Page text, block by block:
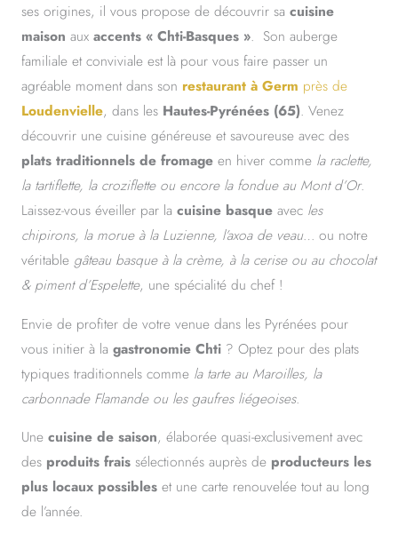
ses origines, il vous propose de découvrir sa cuisine
maison aux accents « Chti-Basques ». Son auberge
familiale et conviviale est là pour vous faire passer un
agréable moment dans son restaurant à Germ près de
Loudenvielle, dans les Hautes-Pyrénées (65). Venez
découvrir une cuisine généreuse et savoureuse avec des
plats traditionnels de fromage en hiver comme la raclette,
la tartiflette, la croziflette ou encore la fondue au Mont d’Or.
Laissez-vous éveiller par la cuisine basque avec les
chipirons, la morue à la Luzienne, l’axoa de veau… ou notre
véritable gâteau basque à la crème, à la cerise ou au chocolat
& piment d’Espelette, une spécialité du chef !
Envie de profiter de votre venue dans les Pyrénées pour
vous initier à la gastronomie Chti ? Optez pour des plats
typiques traditionnels comme la tarte au Maroilles, la
carbonnade Flamande ou les gaufres liégeoises.
Une cuisine de saison, élaborée quasi-exclusivement avec
des produits frais sélectionnés auprès de producteurs les
plus locaux possibles et une carte renouvelée tout au long
de l’année.